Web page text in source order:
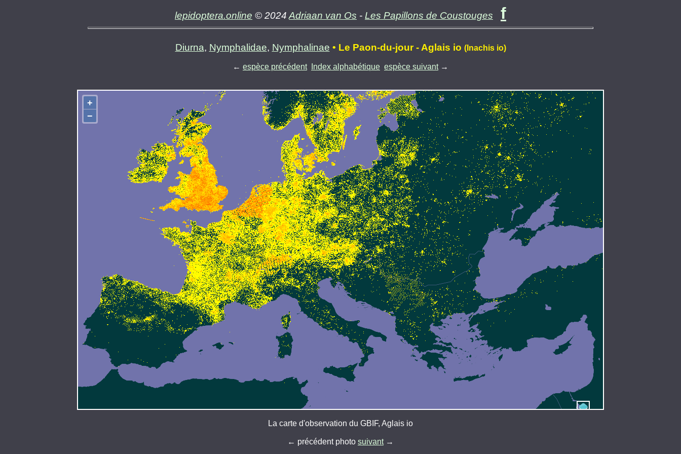
lepidoptera.online © 2024 Adriaan van Os - Les Papillons de Coustouges f
Diurna, Nymphalidae, Nymphalinae • Le Paon-du-jour - Aglais io (Inachis io)
← espèce précédent Index alphabétique espèce suivant→
+
−
La carte d'observation du GBIF, Aglais io
← précédent photo suivant→